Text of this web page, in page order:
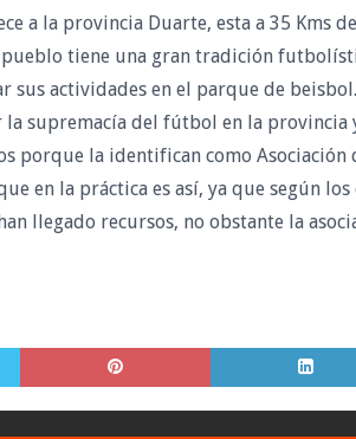
a la provincia Duarte, esta a 35 Kms
tiene una gran tradición
actividades en el parque de
la supremacía del fútbol en la
porque la identifican como
en la práctica es así, ya que según
llegado recursos, no obstante la